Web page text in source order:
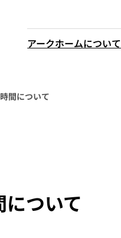
アークホームについて
間について
ついて